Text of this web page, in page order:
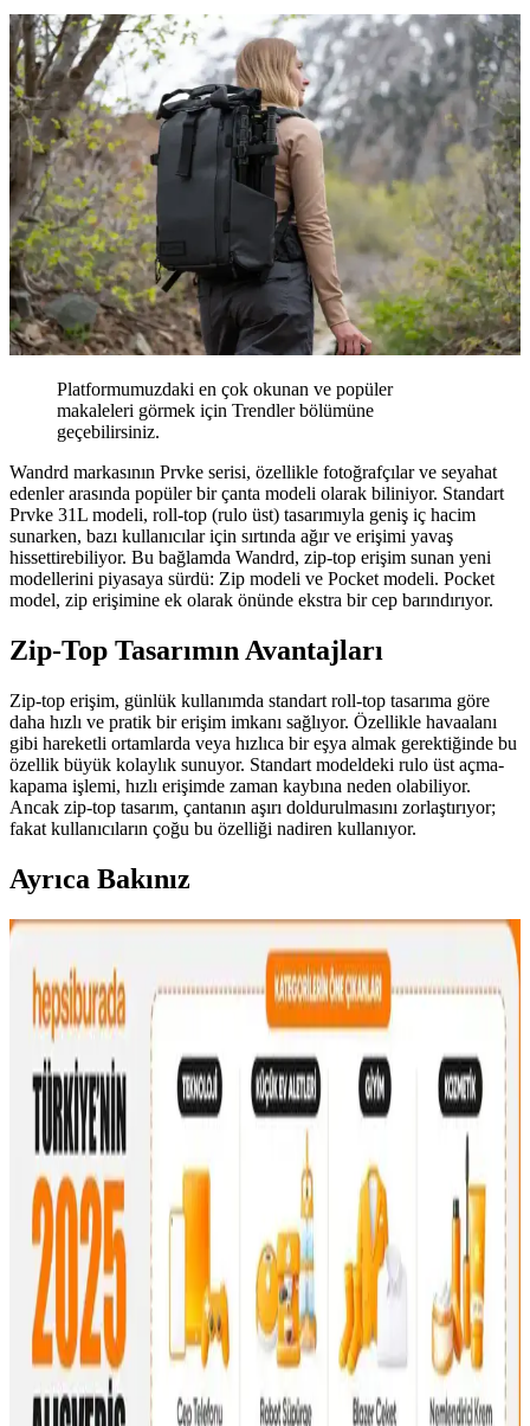
Platformumuzdaki en çok okunan ve popüler
makaleleri görmek için Trendler bölümüne
geçebilirsiniz.
Wandrd markasının Prvke serisi, özellikle fotoğrafçılar ve seyahat
edenler arasında popüler bir çanta modeli olarak biliniyor. Standart
Prvke 31L modeli, roll-top (rulo üst) tasarımıyla geniş iç hacim
sunarken, bazı kullanıcılar için sırtında ağır ve erişimi yavaş
hissettirebiliyor. Bu bağlamda Wandrd, zip-top erişim sunan yeni
modellerini piyasaya sürdü: Zip modeli ve Pocket modeli. Pocket
model, zip erişimine ek olarak önünde ekstra bir cep barındırıyor.
Zip-Top Tasarımın Avantajları
Zip-top erişim, günlük kullanımda standart roll-top tasarıma göre
daha hızlı ve pratik bir erişim imkanı sağlıyor. Özellikle havaalanı
gibi hareketli ortamlarda veya hızlıca bir eşya almak gerektiğinde bu
özellik büyük kolaylık sunuyor. Standart modeldeki rulo üst açma-
kapama işlemi, hızlı erişimde zaman kaybına neden olabiliyor.
Ancak zip-top tasarım, çantanın aşırı doldurulmasını zorlaştırıyor;
fakat kullanıcıların çoğu bu özelliği nadiren kullanıyor.
Ayrıca Bakınız
Çanta Koleksiyonları: Çeşitlilik, Kullanım Tercihleri
ve İkinci El Alışverişte Orijinallik
Çanta koleksiyonları farklı boyut, doku ve renklerle zenginleşir.
Kullanım sıklığına göre tercih edilen çantalar, koleksiyon yönetimi
ve ikinci el alışverişte orijinallik kontrolü önem taşır.
Fyro Levo 30L Sırt Çantası ile İş Seyahatlerinde Tek
Çanta Kullanımı ve Paketleme Stratejileri
Fyro Levo 30L sırt çantası, iş seyahatlerinde tek çanta konseptiyle
pratik paketleme ve taşınabilirlik sunar. Elektronik cihazlar,
kıyafetler ve kişisel eşyalar düzenli şekilde taşınabilir.
30'lu Yaşlardaki Anneler İçin Moda ve
Fonksiyonellik Dengesinde El Çantası Seçimi
30'lu yaşlardaki anneler için el çantası seçimi, modaya uygunluk,
dayanıklılık ve fonksiyonelliği bir arada sunan modellerle günlük
hayatın ihtiyaçlarına cevap verir. Markalar ve malzeme tercihleri
önemlidir.